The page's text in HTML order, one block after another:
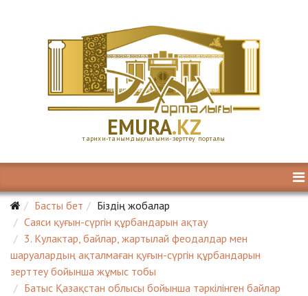
EMURA.KZ
тарихи-танымдық, ғылыми-зерттеу порталы
Басты бет
Біздің жобалар
Саяси қуғын-сүргін құрбандарын ақтау
3. Кулактар, байлар, жартылай феодалдар мен
шаруалардың ақталмаған қуғын-сүргін құрбандарын
зерттеу бойынша жұмыс тобы
Батыс Қазақстан облысы бойынша тәркілінген байлар